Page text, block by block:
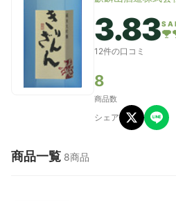
3.83
12件の口コミ
8
商品数
シェア
商品一覧 8商品